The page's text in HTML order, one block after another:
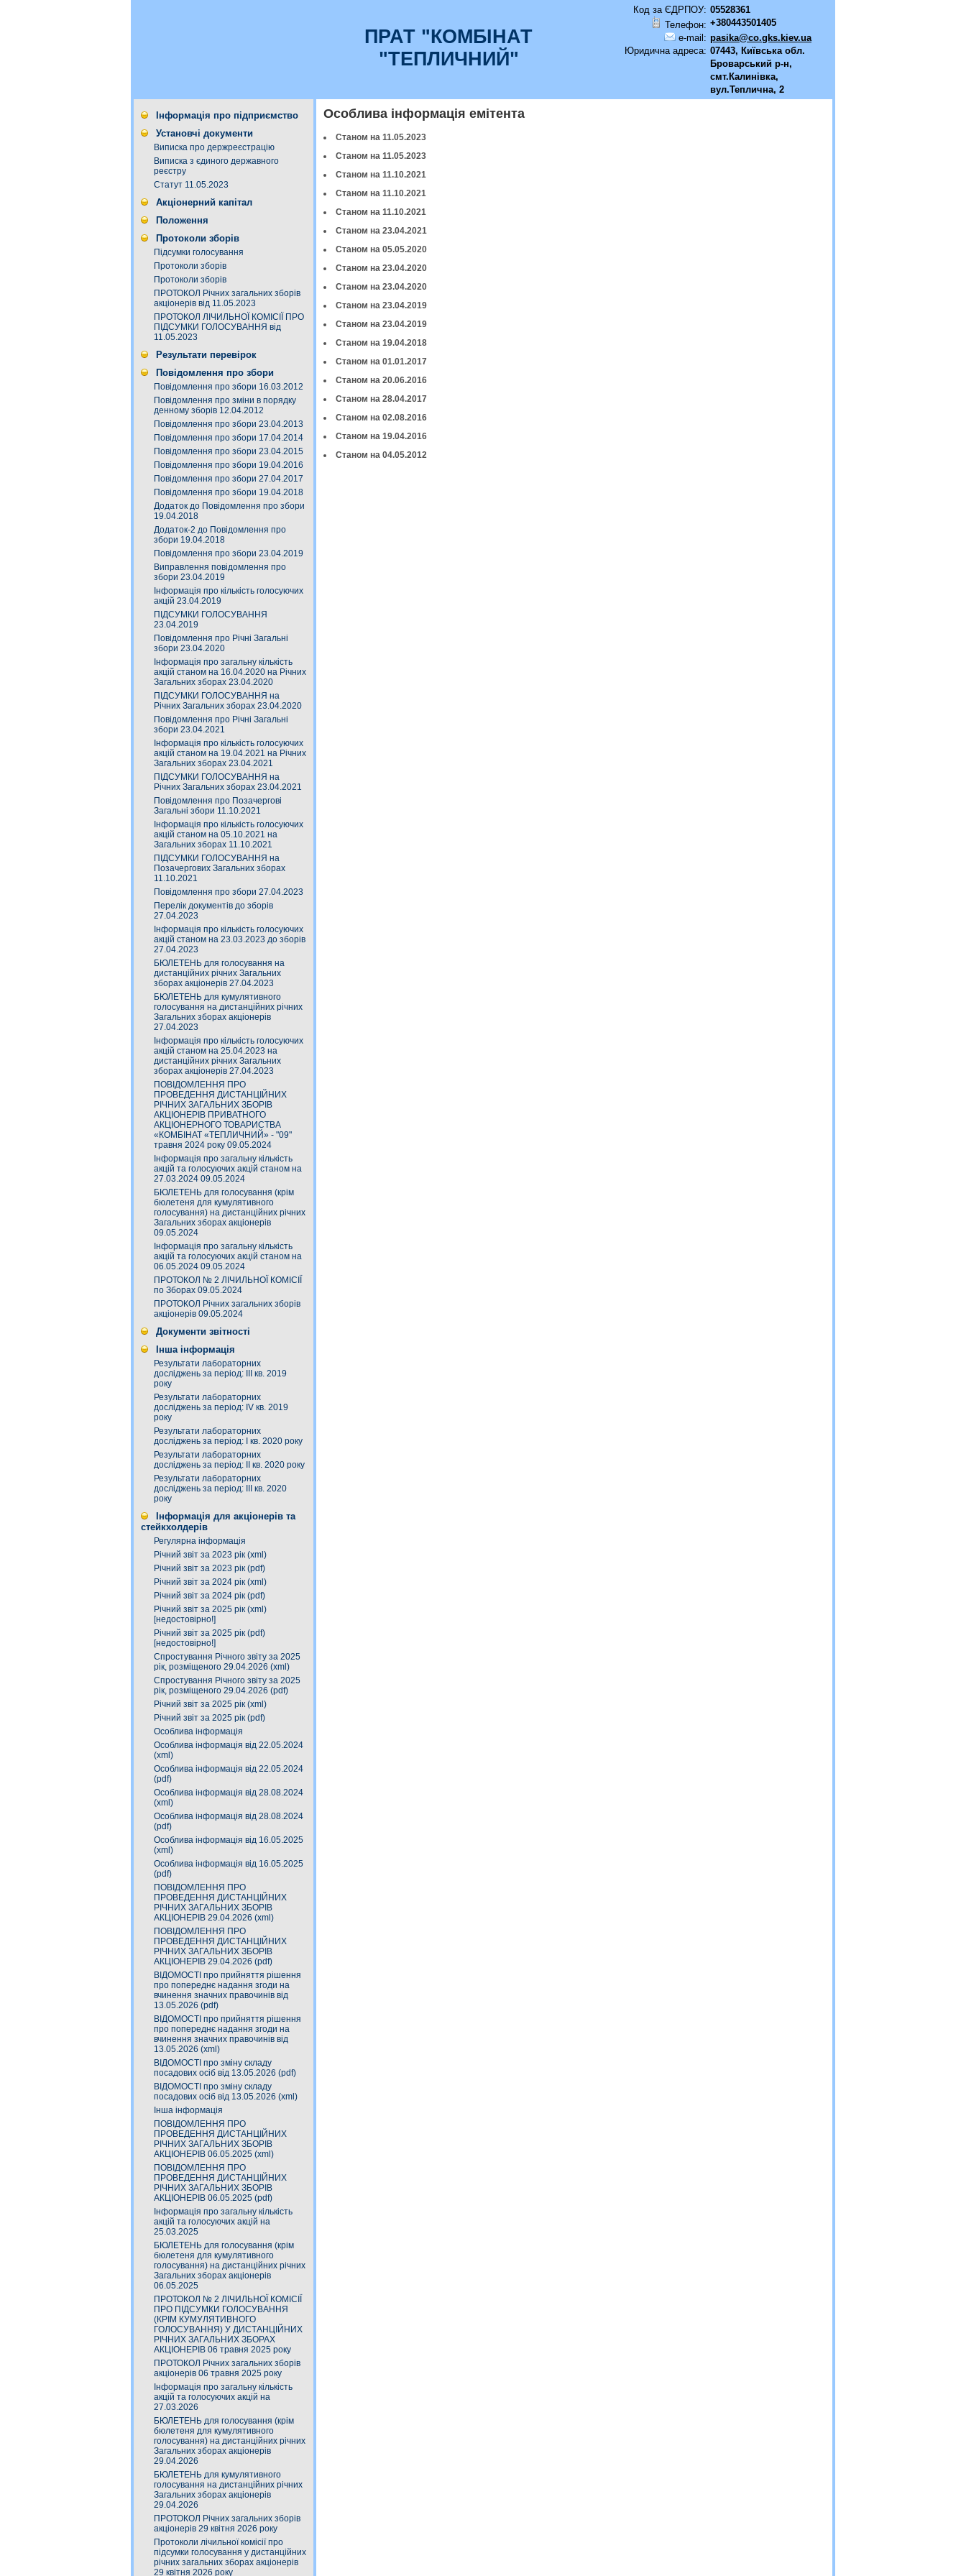
ПРАТ "КОМБІНАТ
"ТЕПЛИЧНИЙ"
Код за ЄДРПОУ: 05528361
Телефон: +380443501405
e-mail: pasika@co.gks.kiev.ua
Юридична адреса: 07443, Київська обл.
Броварський р-н,
смт.Калинівка,
вул.Теплична, 2
Інформація про підприємство
Установчі документи
Виписка про держреєстрацію
Виписка з єдиного державного
реєстру
Статут 11.05.2023
Акціонерний капітал
Положення
Протоколи зборів
Підсумки голосування
Протоколи зборів
Протоколи зборів
ПРОТОКОЛ Річних загальних зборів
акціонерів від 11.05.2023
ПРОТОКОЛ ЛІЧИЛЬНОЇ КОМІСІЇ ПРО
ПІДСУМКИ ГОЛОСУВАННЯ від
11.05.2023
Результати перевірок
Повідомлення про збори
Повідомлення про збори 16.03.2012
Повідомлення про зміни в порядку
денному зборів 12.04.2012
Повідомлення про збори 23.04.2013
Повідомлення про збори 17.04.2014
Повідомлення про збори 23.04.2015
Повідомлення про збори 19.04.2016
Повідомлення про збори 27.04.2017
Повідомлення про збори 19.04.2018
Додаток до Повідомлення про збори
19.04.2018
Додаток-2 до Повідомлення про
збори 19.04.2018
Повідомлення про збори 23.04.2019
Виправлення повідомлення про
збори 23.04.2019
Інформація про кількість голосуючих
акцій 23.04.2019
ПІДСУМКИ ГОЛОСУВАННЯ
23.04.2019
Повідомлення про Річні Загальні
збори 23.04.2020
Інформація про загальну кількість
акцій станом на 16.04.2020 на Річних
Загальних зборах 23.04.2020
ПІДСУМКИ ГОЛОСУВАННЯ на
Річних Загальних зборах 23.04.2020
Повідомлення про Річні Загальні
збори 23.04.2021
Інформація про кількість голосуючих
акцій станом на 19.04.2021 на Річних
Загальних зборах 23.04.2021
ПІДСУМКИ ГОЛОСУВАННЯ на
Річних Загальних зборах 23.04.2021
Повідомлення про Позачергові
Загальні збори 11.10.2021
Інформація про кількість голосуючих
акцій станом на 05.10.2021 на
Загальних зборах 11.10.2021
ПІДСУМКИ ГОЛОСУВАННЯ на
Позачергових Загальних зборах
11.10.2021
Повідомлення про збори 27.04.2023
Перелік документів до зборів
27.04.2023
Інформація про кількість голосуючих
акцій станом на 23.03.2023 до зборів
27.04.2023
БЮЛЕТЕНЬ для голосування на
дистанційних річних Загальних
зборах акціонерів 27.04.2023
БЮЛЕТЕНЬ для кумулятивного
голосування на дистанційних річних
Загальних зборах акціонерів
27.04.2023
Інформація про кількість голосуючих
акцій станом на 25.04.2023 на
дистанційних річних Загальних
зборах акціонерів 27.04.2023
ПОВІДОМЛЕННЯ ПРО
ПРОВЕДЕННЯ ДИСТАНЦІЙНИХ
РІЧНИХ ЗАГАЛЬНИХ ЗБОРІВ
АКЦІОНЕРІВ ПРИВАТНОГО
АКЦІОНЕРНОГО ТОВАРИСТВА
«КОМБІНАТ «ТЕПЛИЧНИЙ» - "09"
травня 2024 року 09.05.2024
Інформація про загальну кількість
акцій та голосуючих акцій станом на
27.03.2024 09.05.2024
БЮЛЕТЕНЬ для голосування (крім
бюлетеня для кумулятивного
голосування) на дистанційних річних
Загальних зборах акціонерів
09.05.2024
Інформація про загальну кількість
акцій та голосуючих акцій станом на
06.05.2024 09.05.2024
ПРОТОКОЛ № 2 ЛІЧИЛЬНОЇ КОМІСІЇ
по Зборах 09.05.2024
ПРОТОКОЛ Річних загальних зборів
акціонерів 09.05.2024
Документи звітності
Інша інформація
Результати лабораторних
досліджень за період: III кв. 2019
року
Результати лабораторних
досліджень за період: IV кв. 2019
року
Результати лабораторних
досліджень за період: I кв. 2020 року
Результати лабораторних
досліджень за період: ІI кв. 2020 року
Результати лабораторних
досліджень за період: ІІІ кв. 2020
року
Інформація для акціонерів та
стейкхолдерів
Регулярна інформація
Річний звіт за 2023 рік (xml)
Річний звіт за 2023 рік (pdf)
Річний звіт за 2024 рік (xml)
Річний звіт за 2024 рік (pdf)
Річний звіт за 2025 рік (xml)
[недостовірно!]
Річний звіт за 2025 рік (pdf)
[недостовірно!]
Спростування Річного звіту за 2025
рік, розміщеного 29.04.2026 (xml)
Спростування Річного звіту за 2025
рік, розміщеного 29.04.2026 (pdf)
Річний звіт за 2025 рік (xml)
Річний звіт за 2025 рік (pdf)
Особлива інформація
Особлива інформація від 22.05.2024
(xml)
Особлива інформація від 22.05.2024
(pdf)
Особлива інформація від 28.08.2024
(xml)
Особлива інформація від 28.08.2024
(pdf)
Особлива інформація від 16.05.2025
(xml)
Особлива інформація від 16.05.2025
(pdf)
ПОВІДОМЛЕННЯ ПРО
ПРОВЕДЕННЯ ДИСТАНЦІЙНИХ
РІЧНИХ ЗАГАЛЬНИХ ЗБОРІВ
АКЦІОНЕРІВ 29.04.2026 (xml)
ПОВІДОМЛЕННЯ ПРО
ПРОВЕДЕННЯ ДИСТАНЦІЙНИХ
РІЧНИХ ЗАГАЛЬНИХ ЗБОРІВ
АКЦІОНЕРІВ 29.04.2026 (pdf)
ВІДОМОСТІ про прийняття рішення
про попереднє надання згоди на
вчинення значних правочинів від
13.05.2026 (pdf)
ВІДОМОСТІ про прийняття рішення
про попереднє надання згоди на
вчинення значних правочинів від
13.05.2026 (xml)
ВІДОМОСТІ про зміну складу
посадових осіб від 13.05.2026 (pdf)
ВІДОМОСТІ про зміну складу
посадових осіб від 13.05.2026 (xml)
Інша інформація
ПОВІДОМЛЕННЯ ПРО
ПРОВЕДЕННЯ ДИСТАНЦІЙНИХ
РІЧНИХ ЗАГАЛЬНИХ ЗБОРІВ
АКЦІОНЕРІВ 06.05.2025 (xml)
ПОВІДОМЛЕННЯ ПРО
ПРОВЕДЕННЯ ДИСТАНЦІЙНИХ
РІЧНИХ ЗАГАЛЬНИХ ЗБОРІВ
АКЦІОНЕРІВ 06.05.2025 (pdf)
Інформація про загальну кількість
акцій та голосуючих акцій на
25.03.2025
БЮЛЕТЕНЬ для голосування (крім
бюлетеня для кумулятивного
голосування) на дистанційних річних
Загальних зборах акціонерів
06.05.2025
ПРОТОКОЛ № 2 ЛІЧИЛЬНОЇ КОМІСІЇ
ПРО ПІДСУМКИ ГОЛОСУВАННЯ
(КРІМ КУМУЛЯТИВНОГО
ГОЛОСУВАННЯ) У ДИСТАНЦІЙНИХ
РІЧНИХ ЗАГАЛЬНИХ ЗБОРАХ
АКЦІОНЕРІВ 06 травня 2025 року
ПРОТОКОЛ Річних загальних зборів
акціонерів 06 травня 2025 року
Інформація про загальну кількість
акцій та голосуючих акцій на
27.03.2026
БЮЛЕТЕНЬ для голосування (крім
бюлетеня для кумулятивного
голосування) на дистанційних річних
Загальних зборах акціонерів
29.04.2026
БЮЛЕТЕНЬ для кумулятивного
голосування на дистанційних річних
Загальних зборах акціонерів
29.04.2026
ПРОТОКОЛ Річних загальних зборів
акціонерів 29 квітня 2026 року
Протоколи лічильної комісії про
підсумки голосування у дистанційних
річних загальних зборах акціонерів
29 квітня 2026 року
Особлива інформація емітента
Станом на 11.05.2023
Станом на 11.05.2023
Станом на 11.10.2021
Станом на 11.10.2021
Станом на 11.10.2021
Станом на 23.04.2021
Станом на 05.05.2020
Станом на 23.04.2020
Станом на 23.04.2020
Станом на 23.04.2019
Станом на 23.04.2019
Станом на 19.04.2018
Станом на 01.01.2017
Станом на 20.06.2016
Станом на 28.04.2017
Станом на 02.08.2016
Станом на 19.04.2016
Станом на 04.05.2012